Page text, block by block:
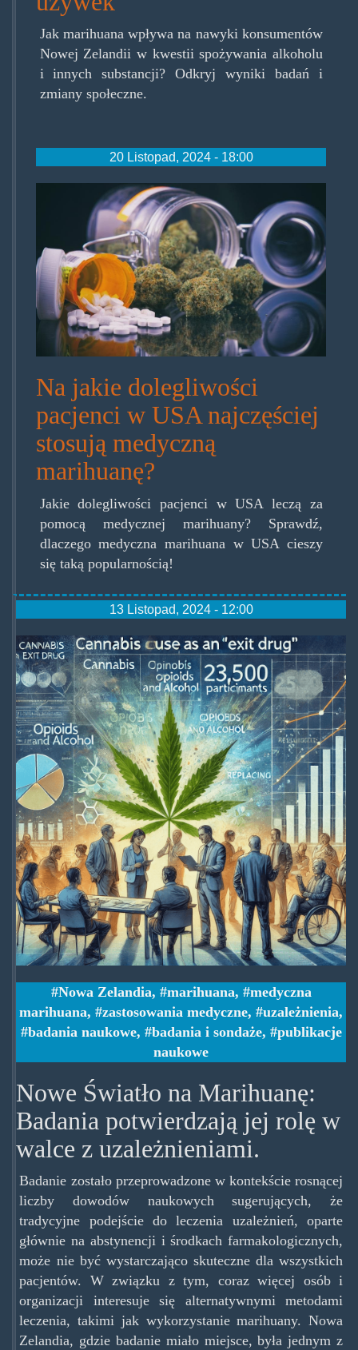
Jak marihuana wpływa na nawyki konsumentów
Nowej Zelandii w kwestii spożywania alkoholu
i innych substancji? Odkryj wyniki badań i
zmiany społeczne.
20 Listopad, 2024 - 18:00
medmjpl.jpg
Na jakie dolegliwości
pacjenci w USA najczęściej
stosują medyczną
marihuanę?
Jakie dolegliwości pacjenci w USA leczą za
pomocą medycznej marihuany? Sprawdź,
dlaczego medyczna marihuana w USA cieszy
się taką popularnością!
13 Listopad, 2024 - 12:00
img_2405.png
Nowa Zelandia, marihuana,
medyczna
marihuana, zastosowania medyczne, uzależnienia,
badania naukowe, badania i sondaże,
publikacje
naukowe
Nowe Światło na Marihuanę:
Badania potwierdzają jej rolę w
walce z uzależnieniami.
Badanie zostało przeprowadzone w kontekście rosnącej
liczby dowodów naukowych sugerujących, że
tradycyjne podejście do leczenia uzależnień, oparte
głównie na abstynencji i środkach farmakologicznych,
może nie być wystarczająco skuteczne dla wszystkich
pacjentów. W związku z tym, coraz więcej osób i
organizacji interesuje się alternatywnymi metodami
leczenia, takimi jak wykorzystanie marihuany. Nowa
Zelandia, gdzie badanie miało miejsce, była jednym z